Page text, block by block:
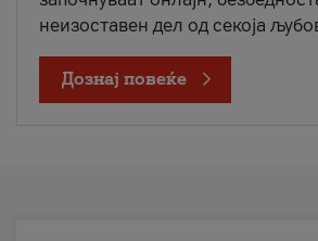
неизоставен дел од секоја
Дознај повеќе